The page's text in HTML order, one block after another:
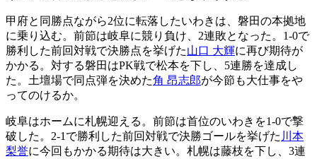
甲府と同勝点ながら2位に転落したいわきは、磐田の本拠地
に乗り込む。前節は岐阜に競り負け、2連敗となった。1-0で
勝利した前回対戦で決勝点を挙げた山口 大輝に再び期待が
かかる。対する磐田はPK戦で松本を下し、5連勝を達成し
た。土壇場で同点弾を決めた角 昂志郎が今節も大仕事をや
ってのけるか。
岐阜はホームに札幌迎える。前節は首位のいわきを1-0で撃
破した。2-1で勝利した前回対戦で決勝ゴールを挙げた 川本
梨誉に今回もかかる期待は大きい。札幌は藤枝を下し、3連